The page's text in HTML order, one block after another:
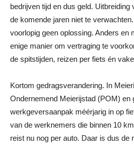
bedrijven tijd en dus geld. Uitbreiding
de komende jaren niet te
voorlopig geen oplossing. Anders en
enige manier om vertraging te
de spitstijden, reizen per fiets én
Kortom gedragsverandering. In
Ondernemend Meierijstad (POM) en
werkgeversaanpak méérjarig in op
van de werknemers die binnen 10
reist nu nog per auto. Daar is dus de